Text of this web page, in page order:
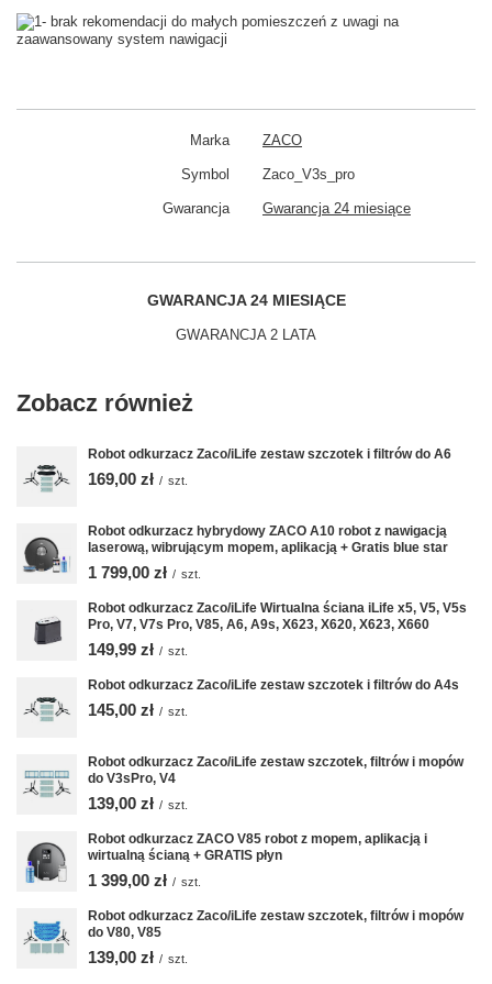
- brak rekomendacji do małych pomieszczeń z uwagi na
zaawansowany system nawigacji
Marka ZACO
Symbol Zaco_V3s_pro
Gwarancja Gwarancja 24 miesiące
GWARANCJA 24 MIESIĄCE
GWARANCJA 2 LATA
Zobacz również
Robot odkurzacz Zaco/iLife zestaw szczotek i filtrów do A6
169,00 zł / szt.
Robot odkurzacz hybrydowy ZACO A10 robot z nawigacją
laserową, wibrującym mopem, aplikacją + Gratis blue star
1 799,00 zł / szt.
Robot odkurzacz Zaco/iLife Wirtualna ściana iLife x5, V5, V5s
Pro, V7, V7s Pro, V85, A6, A9s, X623, X620, X623, X660
149,99 zł / szt.
Robot odkurzacz Zaco/iLife zestaw szczotek i filtrów do A4s
145,00 zł / szt.
Robot odkurzacz Zaco/iLife zestaw szczotek, filtrów i mopów
do V3sPro, V4
139,00 zł / szt.
Robot odkurzacz ZACO V85 robot z mopem, aplikacją i
wirtualną ścianą + GRATIS płyn
1 399,00 zł / szt.
Robot odkurzacz Zaco/iLife zestaw szczotek, filtrów i mopów
do V80, V85
139,00 zł / szt.